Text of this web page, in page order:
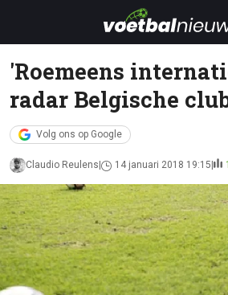
'Roemeens
radar Belgische
Volg ons op Google
Claudio Reulens 14 januari 2018 19:15